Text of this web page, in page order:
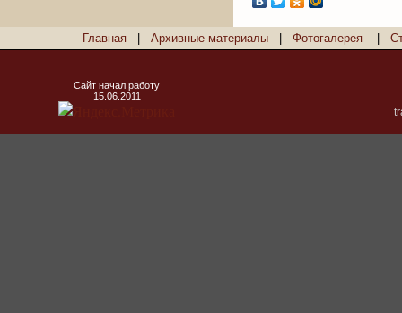
Главная Архивные материалы Фотогалерея
Сайт начал работу
15.06.2011